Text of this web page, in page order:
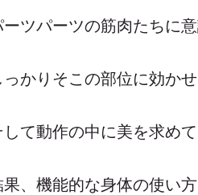
ーツパーツの筋肉たちに
っかりそこの部位に効か
して動作の中に美を求め
、機能的な身体の使い